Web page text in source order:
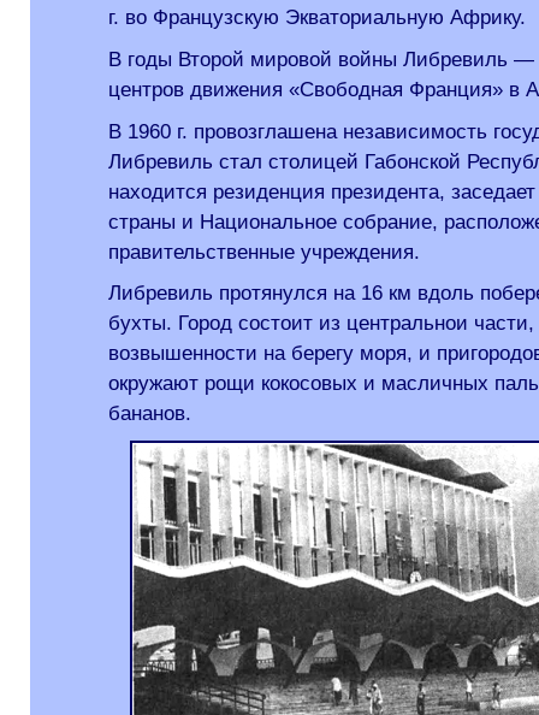
г. во Французскую Экваториальную Африку.
В годы Второй мировой войны Либревиль —
центров движения «Свободная Франция» в
В 1960 г. провозглашена независимость
Либревиль стал столицей Габонской
находится резиденция президента,
страны и Национальное собрание,
правительственные учреждения.
Либревиль протянулся на 16 км вдоль
бухты. Город состоит из центральнои
возвышенности на берегу моря, и
окружают рощи кокосовых и масличных
бананов.